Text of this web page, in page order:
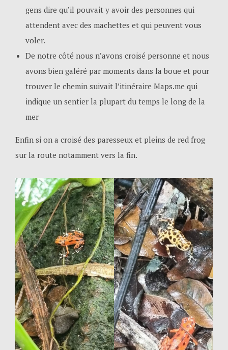
gens dire qu’il pouvait y avoir des personnes qui
attendent avec des machettes et qui peuvent vous
voler.
De notre côté nous n’avons croisé personne et nous
avons bien galéré par moments dans la boue et pour
trouver le chemin suivait l’itinéraire Maps.me qui
indique un sentier la plupart du temps le long de la
mer
Enfin si on a croisé des paresseux et pleins de red frog
sur la route notamment vers la fin.